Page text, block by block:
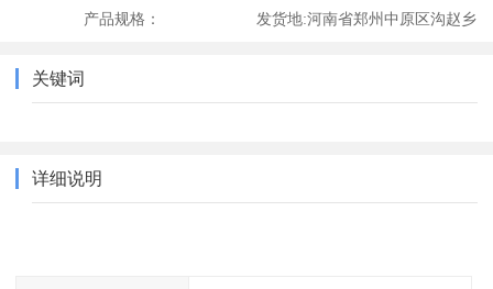
产品规格： 发货地:河南省郑州中原区沟赵乡
关键词
详细说明